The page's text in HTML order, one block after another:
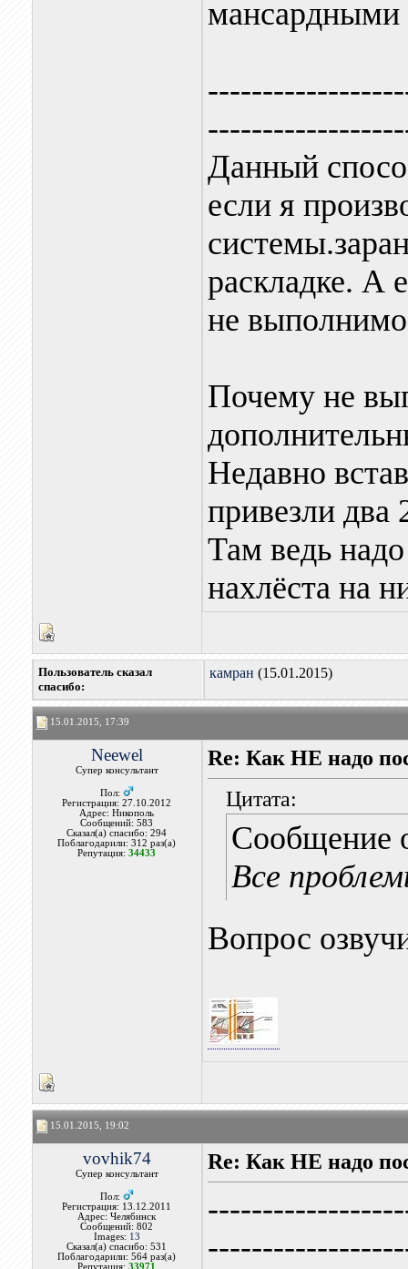
мансардными
Данный
если я
раскладке. А
не
Почему не
Недавно
привезли
Там ведь
нахлёста на
Пользователь сказал
cпасибо:
камран (15.01.2015)
15.01.2015, 17:39
Neewel
Супер консультант
Пол:
Регистрация: 27.10.2012
Адрес: Никополь
Сообщений: 583
Сказал(а) спасибо: 294
Поблагодарили: 312 раз(а)
Репутация:34433
Re: Как НЕ надо
Цитата:
Сообщение
Все
Вопрос
15.01.2015, 19:02
vovhik74
Супер консультант
Пол:
Регистрация: 13.12.2011
Адрес: Челябинск
Сообщений: 802
Images: 13
Сказал(а) спасибо: 531
Поблагодарили: 564 раз(а)
Репутация:33971
Re: Как НЕ надо